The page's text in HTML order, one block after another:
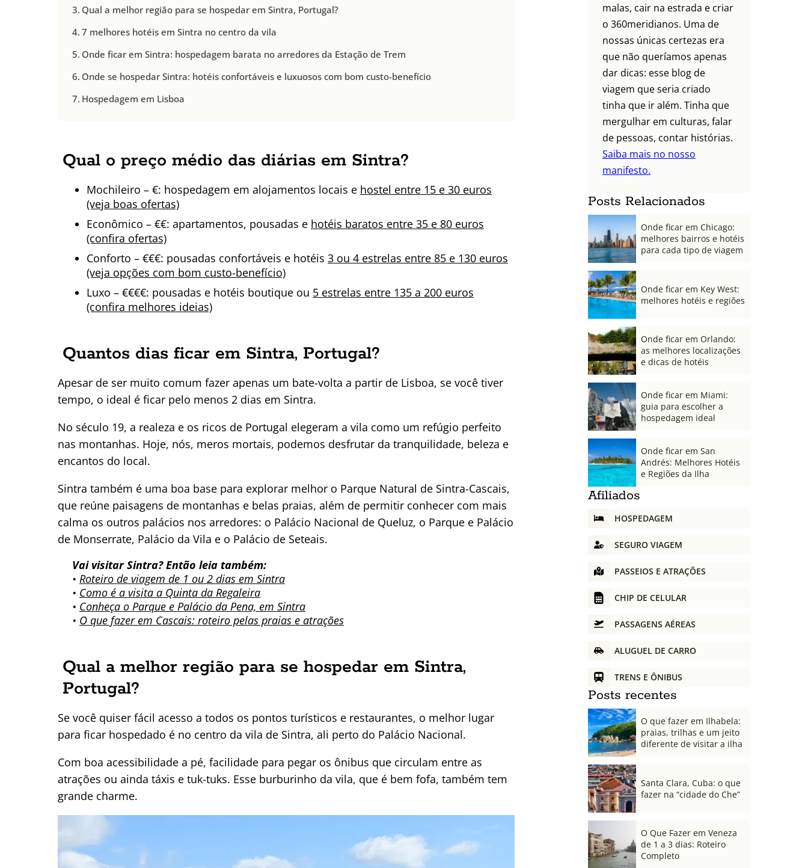
Qual a melhor região para se hospedar em Sintra, Portugal?
7 melhores hotéis em Sintra no centro da vila
Onde ficar em Sintra: hospedagem barata no arredores da Estação de Trem
Onde se hospedar Sintra: hotéis confortáveis e luxuosos com bom custo-benefício
Hospedagem em Lisboa
Qual o preço médio das diárias em Sintra?
Mochileiro – €: hospedagem em alojamentos locais e hostel entre 15 e 30 euros
(veja boas ofertas)
Econômico – €€: apartamentos, pousadas e hotéis baratos entre 35 e 80 euros
(confira ofertas)
Conforto – €€€: pousadas confortáveis e hotéis 3 ou 4 estrelas entre 85 e 130 euros
(veja opções com bom custo-benefício)
Luxo – €€€€: pousadas e hotéis boutique ou 5 estrelas entre 135 a 200 euros
(confira melhores ideias)
Quantos dias ficar em Sintra, Portugal?
Apesar de ser muito comum fazer apenas um bate-volta a partir de Lisboa, se você tiver
tempo, o ideal é ficar pelo menos 2 dias em Sintra.
No século 19, a realeza e os ricos de Portugal elegeram a vila como um refúgio perfeito
nas montanhas. Hoje, nós, meros mortais, podemos desfrutar da tranquilidade, beleza e
encantos do local.
Sintra também é uma boa base para explorar melhor o Parque Natural de Sintra-Cascais,
que reúne paisagens de montanhas e belas praias, além de permitir conhecer com mais
calma os outros palácios nos arredores: o Palácio Nacional de Queluz, o Parque e Palácio
de Monserrate, Palácio da Vila e o Palácio de Seteais.
Vai visitar Sintra? Então leia também:
• Roteiro de viagem de 1 ou 2 dias em Sintra
• Como é a visita a Quinta da Regaleira
• Conheça o Parque e Palácio da Pena, em Sintra
• O que fazer em Cascais: roteiro pelas praias e atrações
Qual a melhor região para se hospedar em Sintra,
Portugal?
Se você quiser fácil acesso a todos os pontos turísticos e restaurantes, o melhor lugar
para ficar hospedado é no centro da vila de Sintra, ali perto do Palácio Nacional.
Com boa acessibilidade a pé, facilidade para pegar os ônibus que circulam entre as
atrações ou ainda táxis e tuk-tuks. Esse burburinho da vila, que é bem fofa, também tem
grande charme.
malas, cair na estrada e criar
o 360meridianos. Uma de
nossas únicas certezas era
que não queríamos apenas
dar dicas: esse blog de
viagem que seria criado
tinha que ir além. Tinha que
mergulhar em culturas, falar
de pessoas, contar histórias.
Saiba mais no nosso
manifesto.
Posts Relacionados
Onde ficar em Chicago:
melhores bairros e hotéis
para cada tipo de viagem
Onde ficar em Key West:
melhores hotéis e regiões
Onde ficar em Orlando:
as melhores localizações
e dicas de hotéis
Onde ficar em Miami:
guia para escolher a
hospedagem ideal
Onde ficar em San
Andrés: Melhores Hotéis
e Regiões da Ilha
Afiliados
HOSPEDAGEM
SEGURO VIAGEM
PASSEIOS E ATRAÇÕES
CHIP DE CELULAR
PASSAGENS AÉREAS
ALUGUEL DE CARRO
TRENS E ÔNIBUS
Posts recentes
O que fazer em Ilhabela:
praias, trilhas e um jeito
diferente de visitar a ilha
Santa Clara, Cuba: o que
fazer na “cidade do Che”
O Que Fazer em Veneza
de 1 a 3 dias: Roteiro
Completo